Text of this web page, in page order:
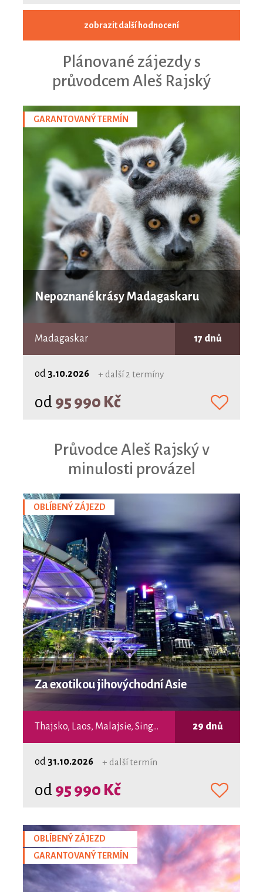
zobrazit další hodnocení
Plánované zájezdy s
průvodcem Aleš Rajský
GARANTOVANÝ TERMÍN
Nepoznané krásy Madagaskaru
Madagaskar 17 dnů
od 3.10.2026 + další 2 termíny
od 95 990 Kč
Průvodce Aleš Rajský v
minulosti provázel
OBLÍBENÝ ZÁJEZD
Za exotikou jihovýchodní Asie
Thajsko, Laos, Malajsie, Singapur 29 dnů
od 31.10.2026 + další termín
od 95 990 Kč
OBLÍBENÝ ZÁJEZD
GARANTOVANÝ TERMÍN